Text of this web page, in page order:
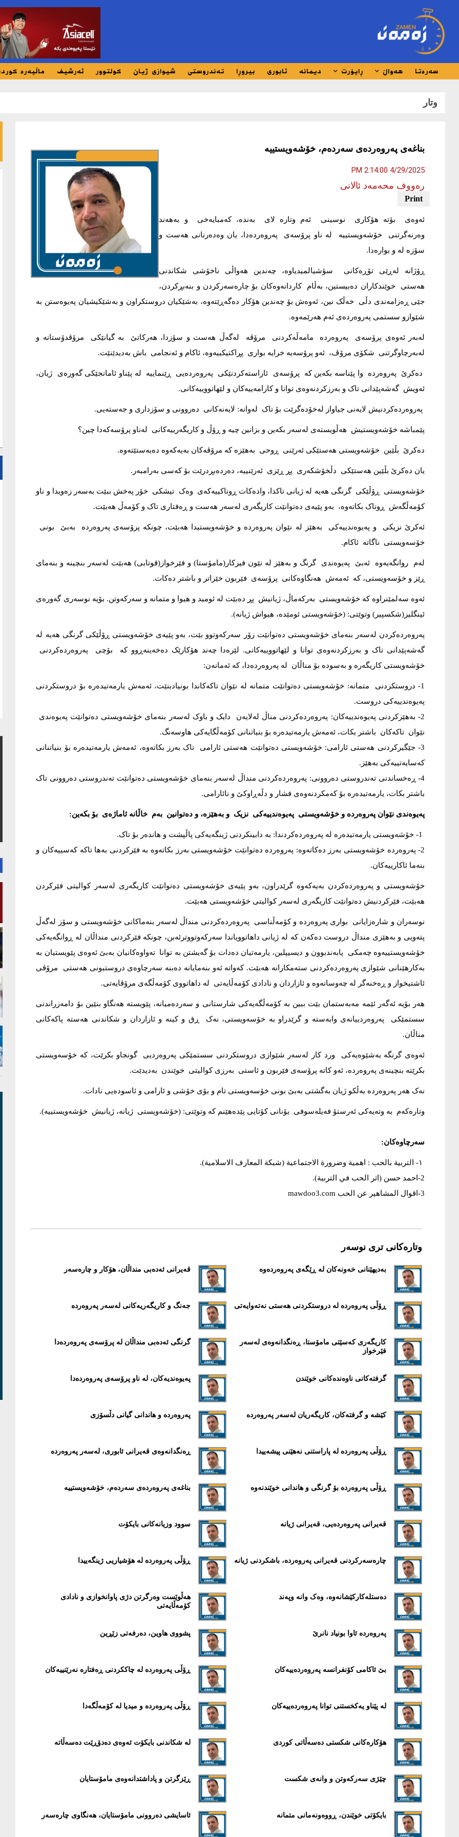
سەرەتا هەواڵ ڕاپۆرت دیمانە ئابوری بیروڕا تەندروستی شیوازی ژیان کولتوور ئەرشیف ماڵپەرە
وتار
بناغەی پەروەردەی سەردەم، خۆشەویستییە
4/29/2025 2:14:00 PM
رەووف محەمەد ئالانی
ئەوەی بۆتە هۆکاری نوسینی ئەم وتارە لای بەندە، کەمبایەخی و بەهەند
وەرنەگرتنی خۆشەویستییە لە ناو پرۆسەی پەروەردەدا، یان وەدەرنانی هەست و
سۆزە لە و بوارەدا.
ڕۆژانە لەڕێی تۆڕەکانی سؤشیالمیدیاوە، چەندین هەواڵی ناخۆشی شکاندنی
هەستی خوێندکاران دەبیستین، بەڵام کاردانەوەکان بۆ چارەسەرکردن و بنەبڕکردن،
جێی ڕەزامەندی دڵی خەڵک نین، ئەوەش بۆ چەندین هۆکار دەگەڕێتەوە، بەشێکیان دروستکراون و بەشێکیشیان پەیوەستن بە
شێوازو سستمی پەروەردەی ئەم هەرێمەوە.
لەبەر ئەوەی پرۆسەی پەروەردە مامەڵەکردنی مرۆڤە لەگەڵ هەست و سۆزدا، هەرکاتێ بە گیانێکی مرۆڤدۆستانە و
لەبەرچاوگرتنی شکۆی مرۆڤ، ئەو پرۆسەیە خرایە بواری پڕاکتیکییەوە، ئاکام و ئەنجامی باش بەدیدێنێت.
دەکرێ پەروەردە وا پێناسە بکەین کە پرۆسەی ئاراستەکردنێکی پەروەردەیی ڕێنماییە لە پێناو ئامانجێکی گەورەی ژیان،
ئەویش گەشەپێدانی تاک و بەرزکردنەوەی توانا و کارامەییەکان و لێهاتووییەکانی.
پەروەردەکردنیش لایەنی جیاواز لەخۆدەگرێت بۆ تاک لەوانە: لایەنەکانی دەروونی و سۆزداری و جەستەیی.
پێمباشە خۆشەویستیش هەڵویستەی لەسەر بکەین و بزانین چیە و ڕۆڵ و کاریگەرییەکانی لەناو پرۆسەکەدا چین؟
دەکرێ بڵێین خۆشەویستی هەستێکی ئەرێنی ڕوحی بەهێزە کە مرۆڤەکان بەیەکەوە دەبەستێتەوە.
یان دەکرێ بڵێین هەستێکی دڵخۆشکەری پڕ ڕێزی ئەرێنییە، دەردەبڕدرێت بۆ کەسی بەرامبەر.
خۆشەویستی ڕۆڵێکی گرنگی هەیە لە ژیانی تاکدا، وادەکات ڕوناکییەکەی وەک تیشکی خۆر پەخش ببێت بەسەر زەویدا و ناو
کۆمەڵگەش ڕوناک بکاتەوە، بەو پێیەی دەتوانێت کاریگەری لەسەر هەست و ڕەفتاری تاک و کۆمەڵ هەبێت.
ئەکرێ نزیکی و پەیوەندییەکی بەهێز لە نێوان پەروەردە و خۆشەویستیدا هەبێت، چونکە پرۆسەی پەروەردە بەبێ بونی
خۆسەویستی ناگاتە ئاکام.
لەم روانگەیەوە ئەبێ پەیوەندی گرنگ و بەهێز لە نێون فیرکار(مامۆستا) و فێرخواز(قوتابی) هەبێت لەسەر بنچینە و بنەمای
ڕێز و خۆسەویستی، کە ئەمەش هەنگاوەکانی پرۆسەی فێربون خێراتر و باشتر دەکات.
ئەوە سەلمێنراوە کە خۆشەویستی بەرکەماڵ، ژیانیش پڕ دەبێت لە ئومید و هیوا و متمانە و سەرکەوتن. بۆیە نوسەری گەورەی
ئینگلیز(شکسپیر) وتوێتی: (خۆشەویستی ئومێدە، هیواش ژیانە).
پەروەردەکردن لەسەر بنەمای خۆشەویستی دەتوانێت زۆر سەرکەوتوو بێت، بەو پێیەی خۆشەویستی ڕۆڵێکی گرنگی هەیە لە
گەشەپێدانی تاک و بەرزکردنەوەی توانا و لێهاتووییەکانی. لێرەدا چەند هۆکارێک دەخەینەڕوو کە بۆچی پەروەردەکردنی
خۆشەویستی کاریگەرە و بەسودە بۆ مناڵان لە پەروەردەدا، کە ئەمانەن:
1- دروستکردنی متمانە: خۆشەویستی دەتوانێت متمانە لە نێوان تاکەکاندا بونیادبنێت، ئەمەش یارمەتیدەرە بۆ دروستکردنی
پەیوەندییەکی دروست.
2- بەهێزکردنی پەیوەندییەکان: پەروەردەکردنی مناڵ لەلایەن دایک و باوک لەسەر بنەمای خۆشەویستی دەتوانێت پەیوەندی
نێوان تاکەکان باشتر بکات، ئەمەش یارمەتیدەرە بۆ بنیاتنانی کۆمەڵگایەکی هاوسەنگ.
3- جێگیرکردنی هەستی ئارامی: خۆشەویستی دەتوانێت هەستی ئارامی تاک بەرز بکاتەوە، ئەمەش یارمەتیدەرە بۆ بنیاتنانی
کەسایەتییەکی بەهێز.
4- ڕەخساندنی تەندروستی دەروونی: پەروەردەکردنی منداڵ لەسەر بنەمای خۆشەویستی دەتوانێت تەندروستی دەروونی تاک
باشتر بکات، یارمەتیدەرە بۆ کەمکردنەوەی فشار و دڵەڕاوکێ و نائارامی.
پەیوەندی نێوان پەروەردە و خۆشەویستی پەیوەندییەکی نزیک و بەهێزە، و دەتوانین بەم خاڵانە ئاماژەی بۆ بکەین:
1- خۆشەویستی یارمەتیدەرە لە پەروەردەکردندا: بە دابینکردنی ژینگەیەکی پاڵپشت و هاندەر بۆ تاک.
2- پەروەردە خۆشەویستی بەرز دەکاتەوە: پەروەردە دەتوانێت خۆشەویستی بەرز بکاتەوە بە فێرکردنی بەها تاکە کەسییەکان و
بنەما ئاکارییەکان.
خۆشەویستی و پەروەردەکردن بەیەکەوە گرێدراون، بەو پێیەی خۆشەویستی دەتوانێت کاریگەری لەسەر کوالیتی فێرکردن
هەبێت، فێرکردنیش دەتوانێت کاریگەری لەسەر کوالیتی خۆشەویستی هەبێت.
نوسەران و شارەزایانی بواری پەروەردە و کۆمەڵناسی پەروەردەکردنی منداڵ لەسەر بنەماکانی خۆشەویستی و سۆز لەگەڵ
پتەویی و بەهێزی منداڵ دروست دەکەن کە لە ژیانی داهاتوویاندا سەرکەوتووترئەبن، چونکە فێرکردنی منداڵان لە ڕوانگەیەکی
خۆشەویستییەوە چەمکی پابەندبوون و دیسیپلین، یارمەتیان دەدات بۆ گەیشتن بە توانا تەواوەکانیان بەبێ ئەوەی پێویستیان بە
بەکارهێنانی شێوازی پەروەردەکردنی ستەمکارانە هەبێت. کەواتە ئەو بنەمایانە دەبنە سەرچاوەی دروستبونی هەستی مرۆڤی
ئاشتیخواز و ڕەخنەگر لە چەوسانەوە و ئازاردان و نادادی کۆمەڵایەتی لە داهاتووی کۆمەڵگەی مرۆڤایەتی.
هەر بۆیە ئەگەر ئێمە مەبەستمان بێت ببین بە کۆمەڵگەیەکی شارستانی و سەردەمیانە، پێویستە هەنگاو بنێین بۆ دامەزراندنی
سستمێکی پەروەردییانەی وابەستە و گرێدراو بە خۆسەویستی، نەک ڕق و کینە و ئازاردان و شکاندنی هەستە پاکەکانی
مناڵان.
ئەوەی گرنگە بەشێوەیەکی ورد کار لەسەر شێوازی دروستکردنی سستمێکی پەروەردیی گونجاو بکرێت، کە خۆسەویستی
بکرێتە بنچینەی پەروەردە، ئەو کاتە پرۆسەی فێربون و ئاستی بەرزی کوالیتی خوێندن بەدیدێت.
نەک هەر پەروەردە بەڵکو ژیان بەگشتی بەبێ بونی خۆسەویستی تام و بۆی خۆشی و ئارامی و ئاسودەیی نادات.
وتارەکەم بە وتەیەکی ئەرستۆ فەیلەسوفی یۆنانی کۆتایی پێدەهێنم کە وتوێتی: (خۆشەویستی ژیانە، ژیانیش خۆشەویستییە).
سەرچاوەکان:
١- التربية بالحب : اهمية وضرورة الاجتماعية (شبكة المعارف الاسلامية).
2-احمد حسن (اثر الحب في التربية).
3-اقوال المشاهير عن الحب mawdoo3.com
وتارەکانی تری نوسەر
بەدیهێنانی خەونەکان لە ڕێگەی پەروەردەوە قەیرانی ئەدەبی منداڵان، هۆکار و چارەسەر
ڕۆڵی پەروەردە لە دروستکردنی هەستی نەتەوایەتی جەنگ و کاریگەریەکانی لەسەر پەروەردە
کاریگەری کەسێتی مامۆستا، ڕەنگدانەوەی لەسەر
فێرخواز
گرنگی ئەدەبی منداڵان لە پرۆسەی پەروەردەدا
گرفتەکانی ناوەندەکانی خوێندن پەیوەندیەکان، لە ناو پرۆسەی پەروەردەدا
کێشە و گرفتەکان، کاریگەریان لەسەر پەروەردە پەروەردە و هاندانی گیانی دڵسۆزی
ڕۆڵی پەروەردە لە پاراستنی نەهێنی پیشەییدا ڕەنگدانەوەی قەیرانی ئابوری، لەسەر پەروەردە
ڕۆڵی پەروەردە بۆ گرنگی و هاندانی خوێندنەوە بناغەی پەروەردەی سەردەم، خۆشەویستییە
قەیرانی پەروەردەیی، قەیرانی ژیانە سوود وزیانەکانی بایکۆت
چارەسەرکردنی قەیرانی پەروەردە، باشکردنی ژیانە ڕۆڵی پەروەردە لە هۆشیاریی ژینگەییدا
دەستلەکارکێشانەوە، وەک وانە وپەند
هەڵوێست وەرگرتن دژی پاوانخوازی و نادادی
کۆمەڵایەتی
پەروەردە ئاوا بونیاد نانرێ پشووی هاوین، دەرفەتی زێڕین
بێ ئاکامی کۆنفرانسە پەروەردەییەکان ڕۆڵی پەروەردە لە چاککردنی ڕەفتارە نەرێنییەکان
لە پێناو یەکخستنی توانا پەروەردەییەکان ڕۆڵی پەروەردە و میدیا لە کۆمەڵگەدا
هۆکارەکانی شکستی دەسەڵاتی کوردی لە شکاندنی بایکۆت ئەوەی دەدۆڕێت دەسەڵاتە
چێژی سەرکەوتن و وانەی شکست ڕێزگرتن و پاداشتدانەوەی مامۆستایان
بایکۆتی خوێندن، ڕووەونەمانی متمانە ئاسایشی دەروونی مامۆستایان، هەنگاوی چارەسەر